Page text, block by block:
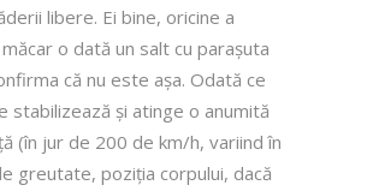
libere. Ei bine, oricine a
o dată un salt cu parașuta
că nu este așa. Odată ce
stabilizează și atinge o anumită
(în jur de 200 de km/h, variind în
greutate, poziția corpului, dacă